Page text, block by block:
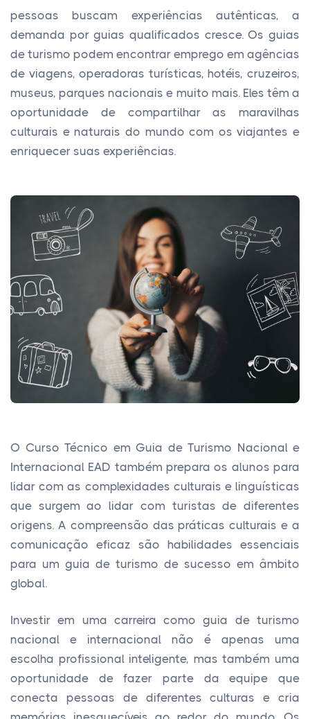
pessoas buscam experiências autênticas, a
demanda por guias qualificados cresce. Os guias
de turismo podem encontrar emprego em agências
de viagens, operadoras turísticas, hotéis, cruzeiros,
museus, parques nacionais e muito mais. Eles têm a
oportunidade de compartilhar as maravilhas
culturais e naturais do mundo com os viajantes e
enriquecer suas experiências.
O Curso Técnico em Guia de Turismo Nacional e
Internacional EAD também prepara os alunos para
lidar com as complexidades culturais e linguísticas
que surgem ao lidar com turistas de diferentes
origens. A compreensão das práticas culturais e a
comunicação eficaz são habilidades essenciais
para um guia de turismo de sucesso em âmbito
global.
Investir em uma carreira como guia de turismo
nacional e internacional não é apenas uma
escolha profissional inteligente, mas também uma
oportunidade de fazer parte da equipe que
conecta pessoas de diferentes culturas e cria